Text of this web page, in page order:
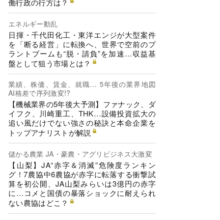
働行政の行方は？
エネルギー動乱
日揮・千代田化工・東洋エンジが大型案件
を「断る経営」に転換へ、世界で空前のプ
ラントブームも“脱・請負”を加速…収益基
盤として狙う市場とは？
業績、株価、賃金、就職… 5年後の業界地図
AI格差で序列激変!?
【機械業界の5年後大予測】ファナック、ダ
イフク、川崎重工、THK…設備投資拡大の
追い風だけでない強さの秘訣と本命企業を
トップアナリストが解説
儲かる農業 JA・豪農・アグリビジネス大激変
【山梨】JA“赤字＆消滅”危険度ランキン
グ！7農協中6農協が赤字に転落する衝撃試
算を初公開、JA山梨みらいは3億円の赤字
に…コメと国債の暴落ショックに耐えられ
ない農協はどこ？